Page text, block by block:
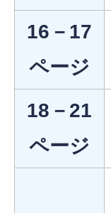
16－17
ページ
18－21
ページ